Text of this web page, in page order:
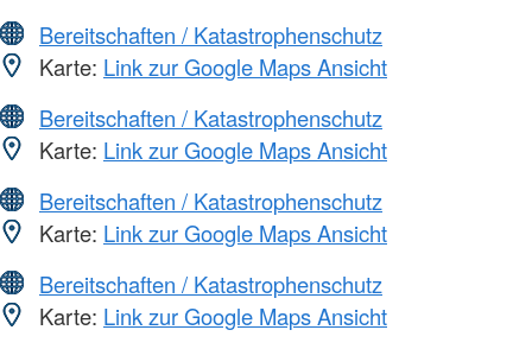
Bereitschaften / Katastrophenschutz
Karte: Link zur Google Maps Ansicht
Bereitschaften / Katastrophenschutz
Karte: Link zur Google Maps Ansicht
Bereitschaften / Katastrophenschutz
Karte: Link zur Google Maps Ansicht
Bereitschaften / Katastrophenschutz
Karte: Link zur Google Maps Ansicht